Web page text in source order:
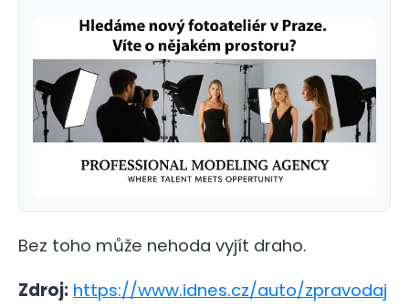
Bez toho může nehoda vyjít draho.
Zdroj: https://www.idnes.cz/auto/zpravodaj